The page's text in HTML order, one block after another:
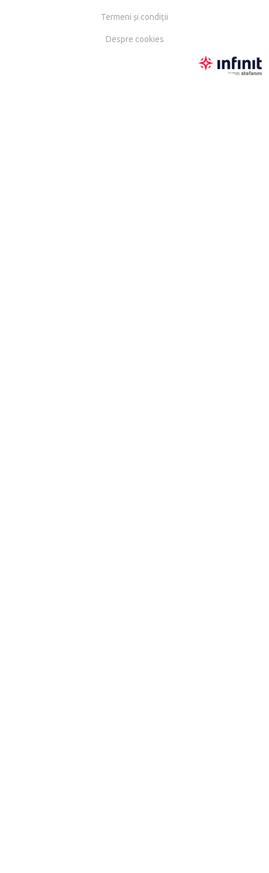
Termeni și condiții
Despre cookies